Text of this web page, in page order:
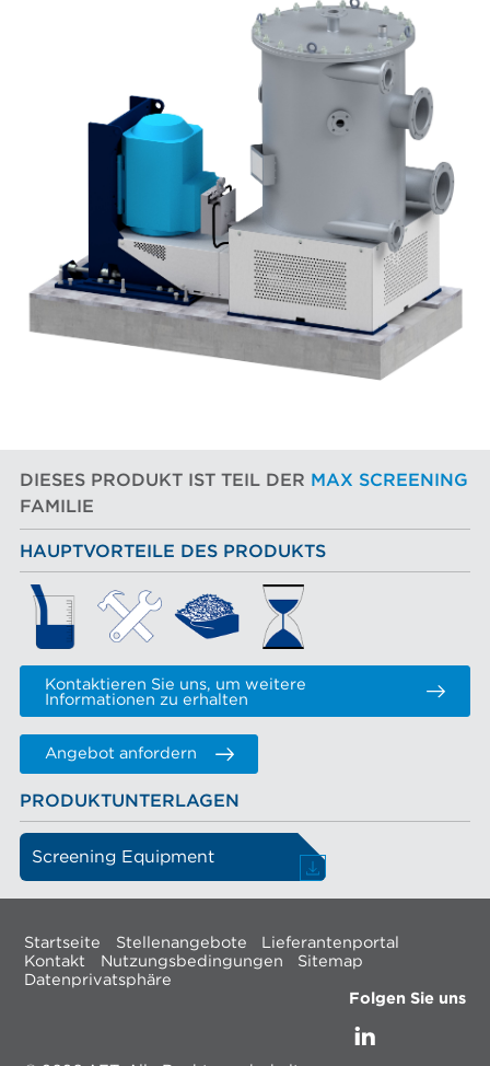
DIESES PRODUKT IST TEIL DER MAX SCREENING
FAMILIE
HAUPTVORTEILE DES PRODUKTS
Kontaktieren Sie uns, um weitere
Informationen zu erhalten
Angebot anfordern
PRODUKTUNTERLAGEN
Screening Equipment
Startseite Stellenangebote
Lieferantenportal
Kontakt
Nutzungsbedingungen
Sitemap
Datenprivatsphäre
Folgen Sie uns